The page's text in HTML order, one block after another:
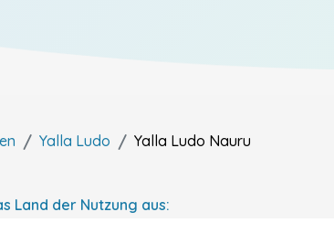
Yalla Ludo Yalla Ludo Nauru
Land der Nutzung aus: